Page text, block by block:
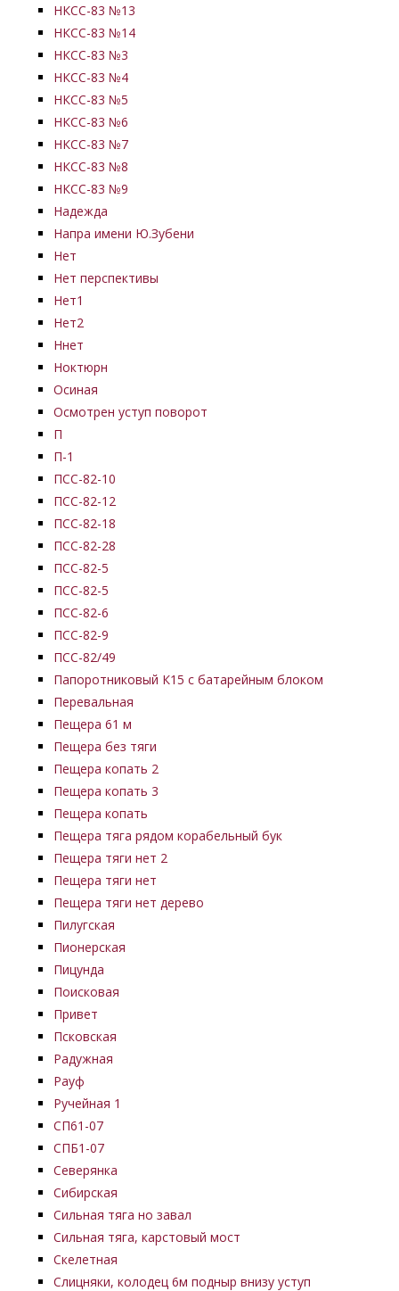
НКСС-83 №13
НКСС-83 №14
НКСС-83 №3
НКСС-83 №4
НКСС-83 №5
НКСС-83 №6
НКСС-83 №7
НКСС-83 №8
НКСС-83 №9
Надежда
Напра имени Ю.Зубени
Нет
Нет перспективы
Нет1
Нет2
Ннет
Ноктюрн
Осиная
Осмотрен уступ поворот
П
П-1
ПСС-82-10
ПСС-82-12
ПСС-82-18
ПСС-82-28
ПСС-82-5
ПСС-82-5
ПСС-82-6
ПСС-82-9
ПСС-82/49
Папоротниковый К15 с батарейным блоком
Перевальная
Пещера 61 м
Пещера без тяги
Пещера копать 2
Пещера копать 3
Пещера копать
Пещера тяга рядом корабельный бук
Пещера тяги нет 2
Пещера тяги нет
Пещера тяги нет дерево
Пилугская
Пионерская
Пицунда
Поисковая
Привет
Псковская
Радужная
Рауф
Ручейная 1
СП61-07
СПБ1-07
Северянка
Сибирская
Сильная тяга но завал
Сильная тяга, карстовый мост
Скелетная
Слицняки, колодец 6м подныр внизу уступ